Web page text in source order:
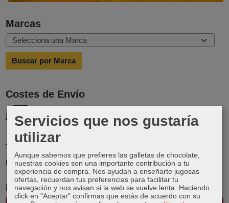
Marcas
Costes de Envío
Consultar Destinos
Tu Carrito (0)
El carrito de la compra está vacío
Redes Sociales
Servicios que nos gustaría
utilizar
Aunque sabemos que prefieres las galletas de chocolate,
nuestras cookies son una importante contribución a tu
experiencia de compra. Nos ayudan a enseñarte jugosas
ofertas, recuerdan tus preferencias para facilitar tu
navegación y nos avisan si la web se vuelve lenta. Haciendo
click en "Aceptar" confirmas que estás de acuerdo con su